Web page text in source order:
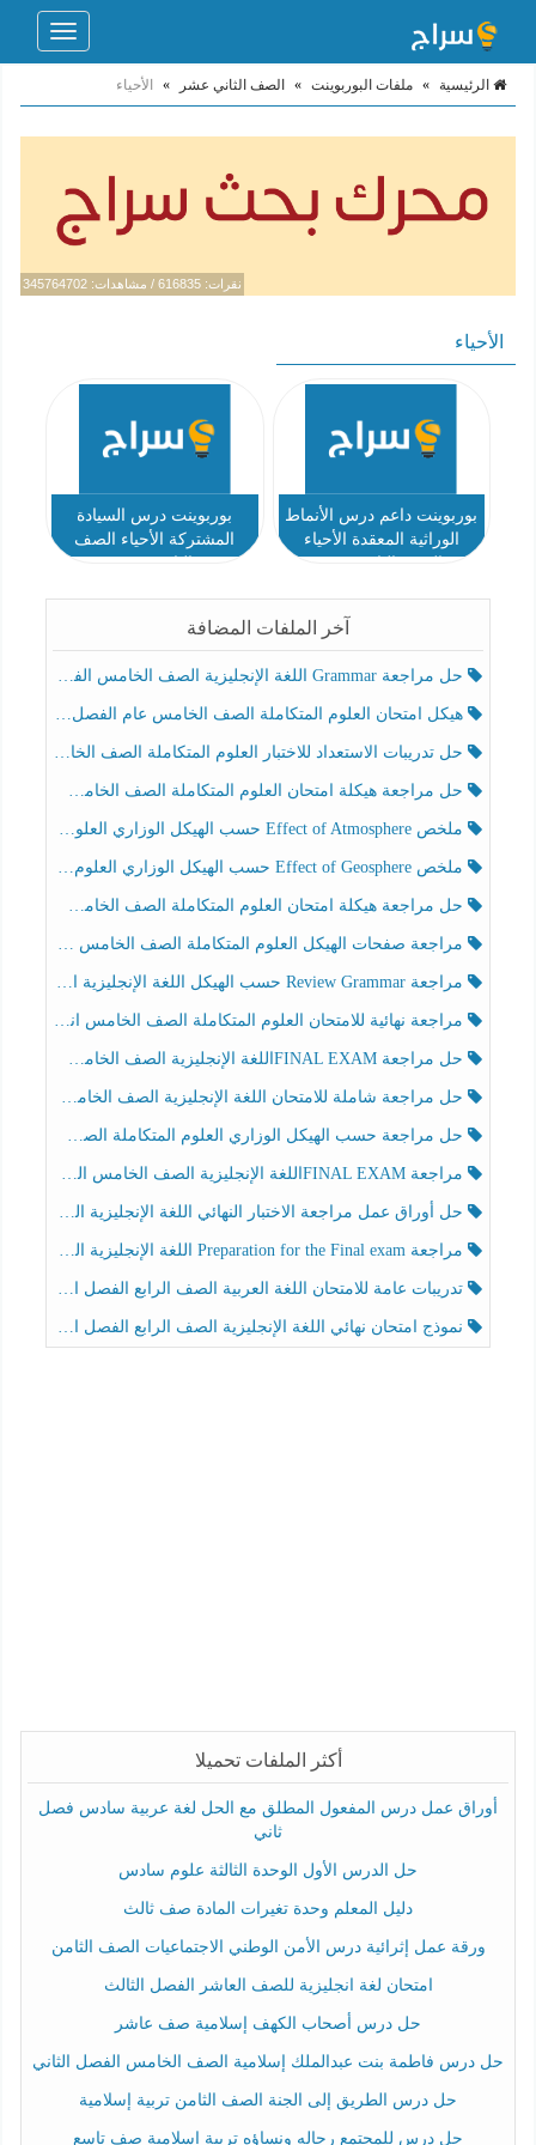
Toggle
الرئيسية » ملفات البوربوينت » الصف الثاني عشر » الأحياء
نقرات: 616835 / مشاهدات: 345764702
الأحياء
بوربوينت داعم درس الأنماط
الوراثية المعقدة الأحياء
بوربوينت درس السيادة
المشتركة الأحياء الصف
آخر الملفات المضافة
حل مراجعة Grammar اللغة الإنجليزية الصف الخامس الفصل الثالث
هيكل امتحان العلوم المتكاملة الصف الخامس عام الفصل الدراسي الثالث 2025-2026
حل تدريبات الاستعداد للاختبار العلوم المتكاملة الصف الخامس عام الفصل الثالث
حل مراجعة هيكلة امتحان العلوم المتكاملة الصف الخامس انسبير الفصل الثالث
ملخص Effect of Atmosphere حسب الهيكل الوزاري العلوم المتكاملة الصف الخامس انسبير الفصل الثالث
ملخص Effect of Geosphere حسب الهيكل الوزاري العلوم المتكاملة الصف الخامس انسبير الفصل الثالث
حل مراجعة هيكلة امتحان العلوم المتكاملة الصف الخامس عام الفصل الثالث
مراجعة صفحات الهيكل العلوم المتكاملة الصف الخامس انسبير الفصل الثالث
مراجعة Review Grammar حسب الهيكل اللغة الإنجليزية الصف الخامس الفصل الثالث
مراجعة نهائية للامتحان العلوم المتكاملة الصف الخامس انسبير الفصل الثالث
حل مراجعة FINAL EXAMاللغة الإنجليزية الصف الخامس الفصل الثالث
حل مراجعة شاملة للامتحان اللغة الإنجليزية الصف الخامس الفصل الثالث
حل مراجعة حسب الهيكل الوزاري العلوم المتكاملة الصف الخامس عام الفصل الثالث
مراجعة FINAL EXAMاللغة الإنجليزية الصف الخامس الفصل الثالث
حل أوراق عمل مراجعة الاختبار النهائي اللغة الإنجليزية الصف الرابع الفصل الثالث
مراجعة Preparation for the Final exam اللغة الإنجليزية الصف الرابع الفصل الثالث
تدريبات عامة للامتحان اللغة العربية الصف الرابع الفصل الثالث
نموذج امتحان نهائي اللغة الإنجليزية الصف الرابع الفصل الثالث
أكثر الملفات تحميلا
أوراق عمل درس المفعول المطلق مع الحل لغة عربية سادس فصل
ثاني
حل الدرس الأول الوحدة الثالثة علوم سادس
دليل المعلم وحدة تغيرات المادة صف ثالث
ورقة عمل إثرائية درس الأمن الوطني الاجتماعيات الصف الثامن
امتحان لغة انجليزية للصف العاشر الفصل الثالث
حل درس أصحاب الكهف إسلامية صف عاشر
حل درس فاطمة بنت عبدالملك إسلامية الصف الخامس الفصل الثاني
حل درس الطريق إلى الجنة الصف الثامن تربية إسلامية
حل درس للمجتمع رجاله ونساؤه تربية إسلامية صف تاسع